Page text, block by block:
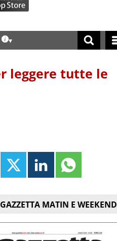
leggere tutte le
GAZZETTA MATIN E WEEKEND